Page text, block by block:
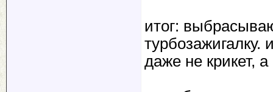
итог:
турбозажигалку.
даже не крикет,